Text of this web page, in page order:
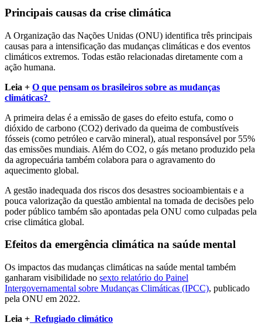
Principais causas da crise climática
A Organização das Nações Unidas (ONU) identifica três principais
causas para a intensificação das mudanças climáticas e dos eventos
climáticos extremos. Todas estão relacionadas diretamente com a
ação humana.
Leia + O que pensam os brasileiros sobre as mudanças
climáticas?
A primeira delas é a emissão de gases do efeito estufa, como o
dióxido de carbono (CO2) derivado da queima de combustíveis
fósseis (como petróleo e carvão mineral), atual responsável por 55%
das emissões mundiais. Além do CO2, o gás metano produzido pela
da agropecuária também colabora para o agravamento do
aquecimento global.
A gestão inadequada dos riscos dos desastres socioambientais e a
pouca valorização da questão ambiental na tomada de decisões pelo
poder público também são apontadas pela ONU como culpadas pela
crise climática global.
Efeitos da emergência climática na saúde mental
Os impactos das mudanças climáticas na saúde mental também
ganharam visibilidade no sexto relatório do Painel
Intergovernamental sobre Mudanças Climáticas (IPCC), publicado
pela ONU em 2022.
Leia + Refugiado climático